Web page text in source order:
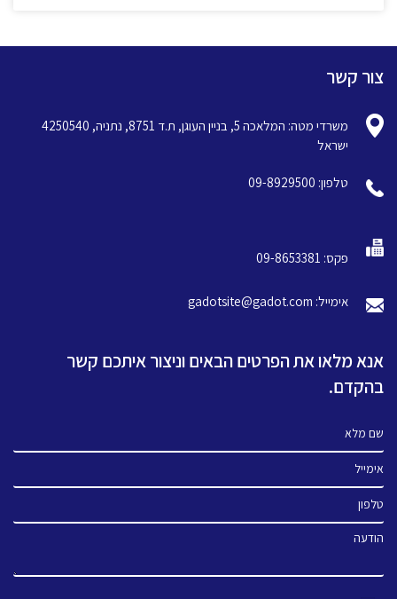
צור קשר
משרדי מטה: המלאכה 5, בניין העוגן, ת.ד 8751, נתניה, 4250540
ישראל
טלפון: 09-8929500
פקס: 09-8653381
אימייל: gadotsite@gadot.com
אנא מלאו את הפרטים הבאים וניצור איתכם קשר
בהקדם.
שם מלא
אימייל
טלפון
הודעה